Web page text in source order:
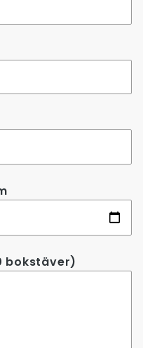
bokstäver)